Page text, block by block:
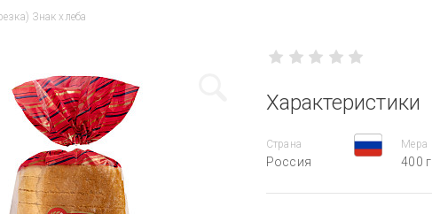
Знак хлеба
Характеристики
Страна
Россия
Мера
400 г